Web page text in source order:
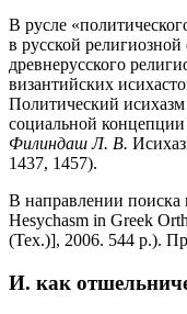
В русле
в русской
древнерусского
византийских
Политический
социальной
Филиндаш Л. В.
1437, 1457).
В направлении поиска
Hesychasm in Greek
(Tex.)], 2006. 544 p.).
И. как